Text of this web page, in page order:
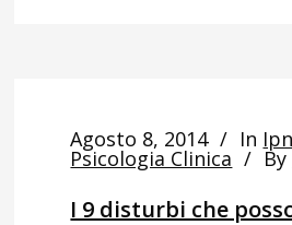
Agosto 8, 2014 In
Psicologia Clinica By
I 9 disturbi che